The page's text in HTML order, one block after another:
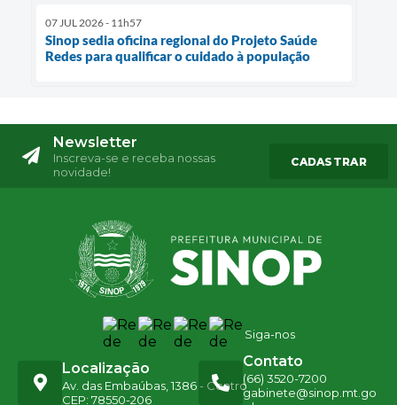
07 JUL 2026 - 11h57
Sinop sedia oficina regional do Projeto Saúde
Redes para qualificar o cuidado à população
Newsletter
Inscreva-se e receba nossas
novidade!
CADASTRAR
Siga-nos
Localização
Av. das Embaúbas, 1386 - Centro
CEP: 78550-206
Contato
(66) 3520-7200
gabinete@sinop.mt.go